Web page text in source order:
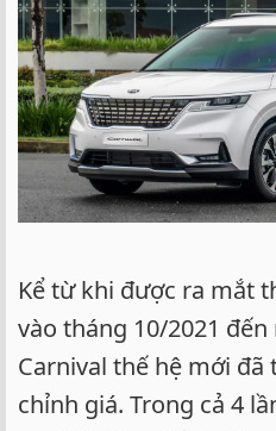
r
Kể từ khi được ra mắt
vào tháng 10/2021 đến
Carnival thế hệ mới đã
chỉnh giá. Trong cả 4